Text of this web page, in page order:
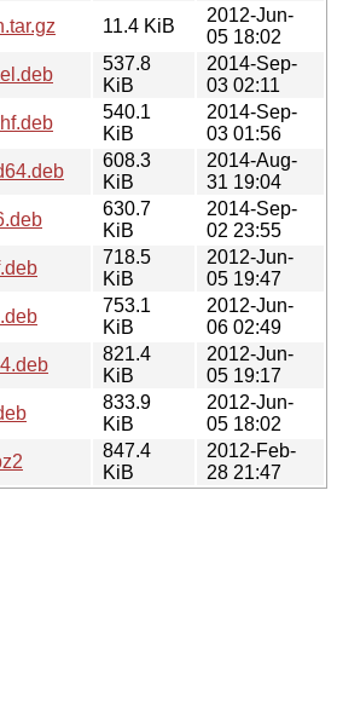
11.4 KiB
2012-Jun-
05 18:02
537.8
KiB
2014-Sep-
03 02:11
540.1
KiB
2014-Sep-
03 01:56
608.3
KiB
2014-Aug-
31 19:04
630.7
KiB
2014-Sep-
02 23:55
718.5
KiB
2012-Jun-
05 19:47
753.1
KiB
2012-Jun-
06 02:49
821.4
KiB
2012-Jun-
05 19:17
833.9
KiB
2012-Jun-
05 18:02
847.4
KiB
2012-Feb-
28 21:47